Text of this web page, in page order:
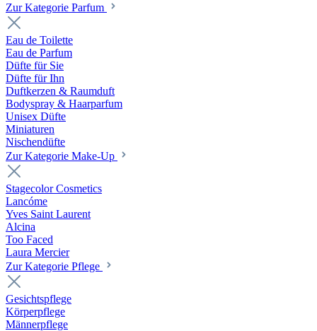
Zur Kategorie Parfum
Eau de Toilette
Eau de Parfum
Düfte für Sie
Düfte für Ihn
Duftkerzen & Raumduft
Bodyspray & Haarparfum
Unisex Düfte
Miniaturen
Nischendüfte
Zur Kategorie Make-Up
Stagecolor Cosmetics
Lancóme
Yves Saint Laurent
Alcina
Too Faced
Laura Mercier
Zur Kategorie Pflege
Gesichtspflege
Körperpflege
Männerpflege